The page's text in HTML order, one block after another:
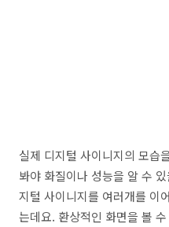
실제 디지털 사이니지의 모습
봐야 화질이나 성능을 알 수
지털 사이니지를 여러개를 이
는데요. 환상적인 화면을 볼